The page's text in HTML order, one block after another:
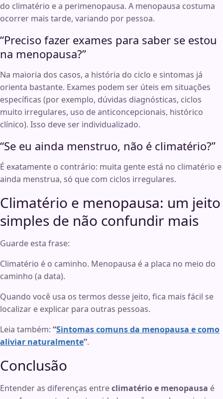
do climatério e a perimenopausa. A menopausa costuma
ocorrer mais tarde, variando por pessoa.
“Preciso fazer exames para saber se estou
na menopausa?”
Na maioria dos casos, a história do ciclo e sintomas já
orienta bastante. Exames podem ser úteis em situações
específicas (por exemplo, dúvidas diagnósticas, ciclos
muito irregulares, uso de anticoncepcionais, histórico
clínico). Isso deve ser individualizado.
“Se eu ainda menstruo, não é climatério?”
É exatamente o contrário: muita gente está no climatério e
ainda menstrua, só que com ciclos irregulares.
Climatério e menopausa: um jeito
simples de não confundir mais
Guarde esta frase:
Climatério é o caminho. Menopausa é a placa no meio do
caminho (a data).
Quando você usa os termos desse jeito, fica mais fácil se
localizar e explicar para outras pessoas.
Leia também: “Sintomas comuns da menopausa e como
aliviar naturalmente”.
Conclusão
Entender as diferenças entreclimatério e menopausa é